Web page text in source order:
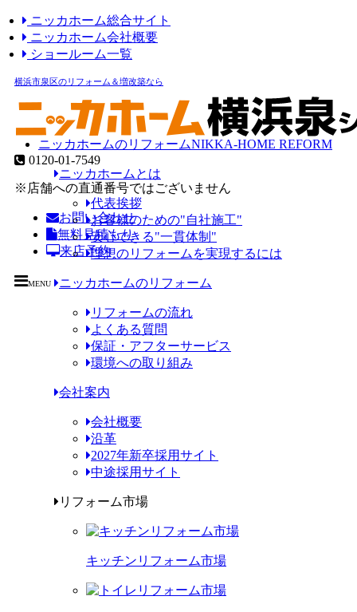
ニッカホーム総合サイト
ニッカホーム会社概要
ショールーム一覧
横浜市泉区のリフォーム＆増改築なら
0120-01-7549
※店舗への直通番号ではございません
お問い合わせ
無料見積もり
来店予約
MENU
ニッカホームのリフォームNIKKA-HOME REFORM
ニッカホームとは
代表挨拶
お客様のための"自社施工"
安心できる"一貫体制"
理想のリフォームを実現するには
ニッカホームのリフォーム
リフォームの流れ
よくある質問
保証・アフターサービス
環境への取り組み
会社案内
会社概要
沿革
2027年新卒採用サイト
中途採用サイト
リフォーム市場
キッチンリフォーム市場